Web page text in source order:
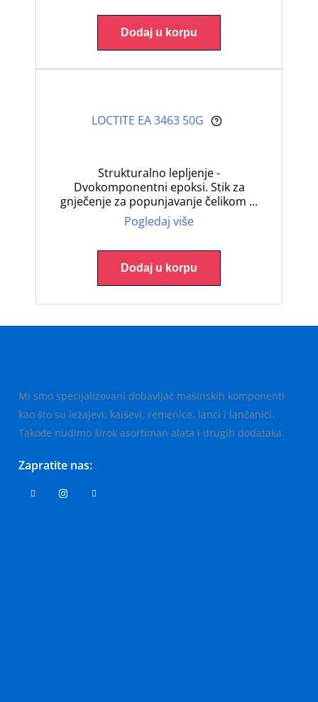
Dodaj u korpu
LOCTITE EA 3463 50G
Strukturalno lepljenje -
Dvokomponentni epoksi. Stik za
gnječenje za popunjavanje čelikom ...
Pogledaj više
Dodaj u korpu
Mi smo specijalizovani dobavljač mašinskih komponenti
kao što su ležajevi, kaiševi, remenice, lanci i lančanici.
Takođe nudimo širok asortiman alata i drugih dodataka.
Zapratite nas: